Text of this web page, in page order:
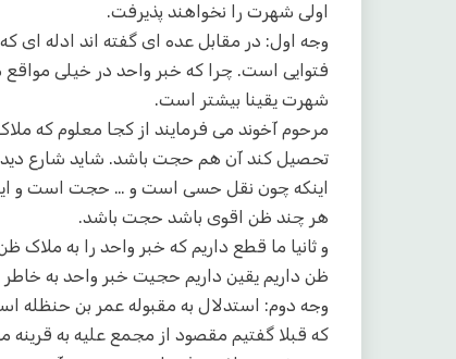
اولی شهرت را نخواهند پذیرفت.
وجه اول: در مقابل عده ای گفته اند ادله ای
فتوایی است. چرا که خبر واحد در خیلی
شهرت یقینا بیشتر است.
مرحوم آخوند می فرمایند از کجا معلوم که
تحصیل کند آن هم حجت باشد. شاید شارع
اینکه چون نقل حسی است و … حجت است و
هر چند ظن اقوی باشد حجت باشد.
و ثانیا ما قطع داریم که خبر واحد را به
ظن داریم یقین داریم حجیت خبر واحد به
وجه دوم: استدلال به مقبوله عمر بن حنظله
که قبلا گفتیم مقصود از مجمع علیه به